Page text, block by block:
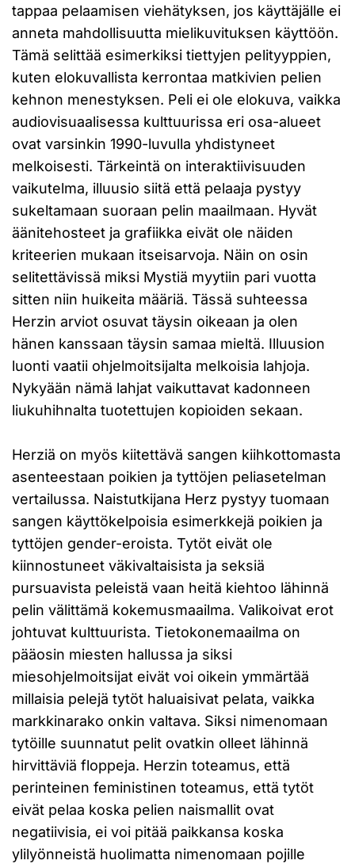
tappaa pelaamisen viehätyksen, jos käyttäjälle ei
anneta mahdollisuutta mielikuvituksen käyttöön.
Tämä selittää esimerkiksi tiettyjen pelityyppien,
kuten elokuvallista kerrontaa matkivien pelien
kehnon menestyksen. Peli ei ole elokuva, vaikka
audiovisuaalisessa kulttuurissa eri osa-alueet
ovat varsinkin 1990-luvulla yhdistyneet
melkoisesti. Tärkeintä on interaktiivisuuden
vaikutelma, illuusio siitä että pelaaja pystyy
sukeltamaan suoraan pelin maailmaan. Hyvät
äänitehosteet ja grafiikka eivät ole näiden
kriteerien mukaan itseisarvoja. Näin on osin
selitettävissä miksi Mystiä myytiin pari vuotta
sitten niin huikeita määriä. Tässä suhteessa
Herzin arviot osuvat täysin oikeaan ja olen
hänen kanssaan täysin samaa mieltä. Illuusion
luonti vaatii ohjelmoitsijalta melkoisia lahjoja.
Nykyään nämä lahjat vaikuttavat kadonneen
liukuhihnalta tuotettujen kopioiden sekaan.
Herziä on myös kiitettävä sangen kiihkottomasta
asenteestaan poikien ja tyttöjen peliasetelman
vertailussa. Naistutkijana Herz pystyy tuomaan
sangen käyttökelpoisia esimerkkejä poikien ja
tyttöjen gender-eroista. Tytöt eivät ole
kiinnostuneet väkivaltaisista ja seksiä
pursuavista peleistä vaan heitä kiehtoo lähinnä
pelin välittämä kokemusmaailma. Valikoivat erot
johtuvat kulttuurista. Tietokonemaailma on
pääosin miesten hallussa ja siksi
miesohjelmoitsijat eivät voi oikein ymmärtää
millaisia pelejä tytöt haluaisivat pelata, vaikka
markkinarako onkin valtava. Siksi nimenomaan
tytöille suunnatut pelit ovatkin olleet lähinnä
hirvittäviä floppeja. Herzin toteamus, että
perinteinen feministinen toteamus, että tytöt
eivät pelaa koska pelien naismallit ovat
negatiivisia, ei voi pitää paikkansa koska
ylilyönneistä huolimatta nimenomaan pojille